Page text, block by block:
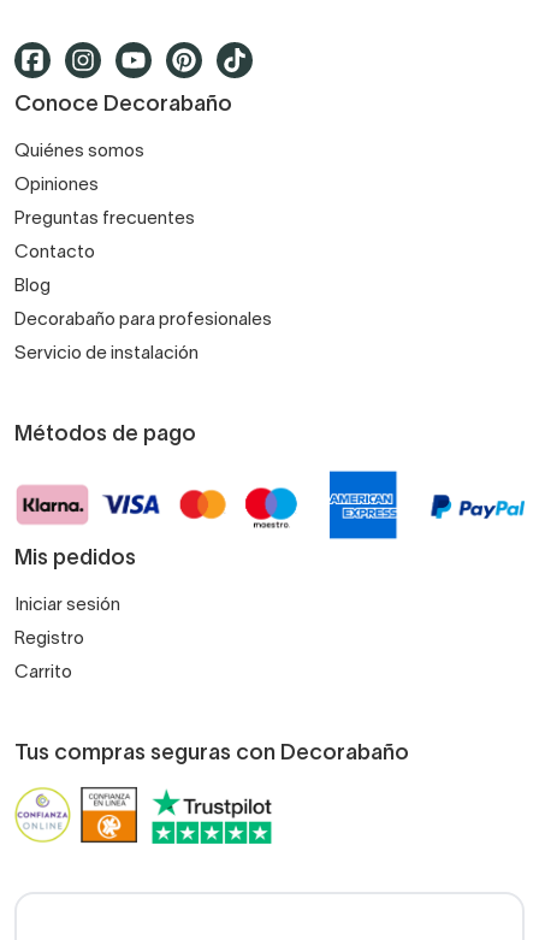
Conoce Decorabaño
Quiénes somos
Opiniones
Preguntas frecuentes
Contacto
Blog
Decorabaño para profesionales
Servicio de instalación
Métodos de pago
Mis pedidos
Iniciar sesión
Registro
Carrito
Tus compras seguras con Decorabaño